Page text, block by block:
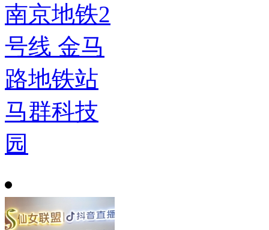
南京地铁2
号线 金马
路地铁站
马群科技
园